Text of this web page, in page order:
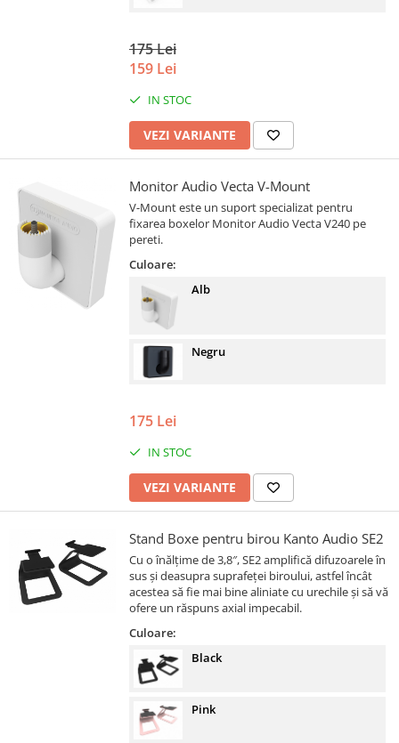
175 Lei
159 Lei
IN STOC
VEZI VARIANTE
Monitor Audio Vecta V-Mount
V-Mount este un suport specializat pentru
fixarea boxelor Monitor Audio Vecta V240 pe
pereti.
Culoare:
Alb
Negru
175 Lei
IN STOC
VEZI VARIANTE
Stand Boxe pentru birou Kanto Audio SE2
Cu o înălțime de 3,8″, SE2 amplifică difuzoarele în
sus și deasupra suprafeței biroului, astfel încât
acestea să fie mai bine aliniate cu urechile și să vă
ofere un răspuns axial impecabil.
Culoare:
Black
Pink